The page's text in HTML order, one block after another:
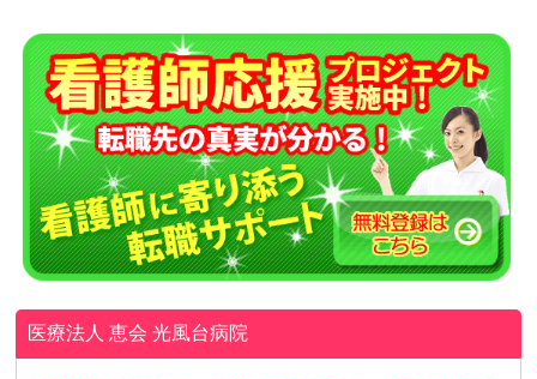
医療法人 恵会光風台病院